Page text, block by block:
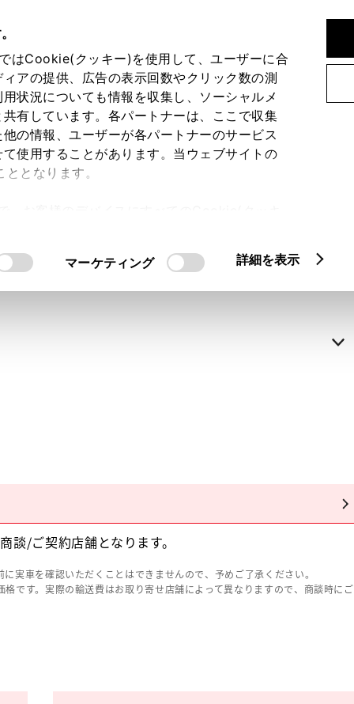
はCookie(クッキー)を使用して、ユーザーに合
アの提供、広告の表示回数やクリック数の測
状況についても情報を収集し、ソーシャルメ
有しています。各パートナーは、ここで収集
の情報、ユーザーが各パートナーのサービス
使用することがあります。当ウェブサイトの
となります。
マーケティング 詳細を表示
入力内容のご確認
ログインして自動入力
談/ご契約店舗となります。
実車を確認いただくことはできませんので、予めご了承ください。
です。実際の輸送費はお取り寄せ店舗によって異なりますので、商談時にご